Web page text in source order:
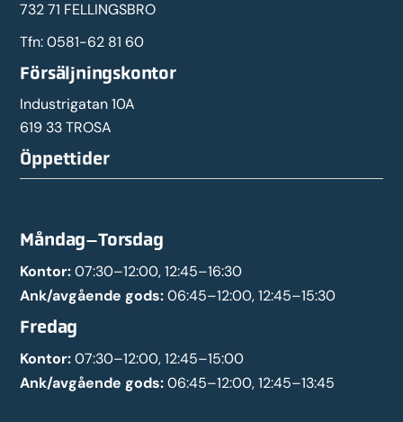
732 71 FELLINGSBRO
Tfn:0581-62 81 60
Försäljningskontor
Industrigatan 10A
619 33 TROSA
Öppettider
Måndag–Torsdag
Kontor: 07:30–12:00, 12:45–16:30
Ank/avgående gods: 06:45–12:00, 12:45–15:30
Fredag
Kontor: 07:30–12:00, 12:45–15:00
Ank/avgående gods: 06:45–12:00, 12:45–13:45